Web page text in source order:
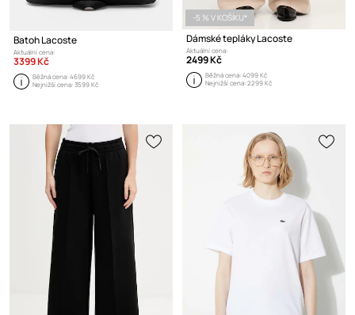
Batoh Lacoste
Aktuální cena:
3399 Kč
Běžná cena:4699 Kč
Nejnižší cena:3599 Kč
-5 % V KOŠÍKU*
Dámské tepláky Lacoste
Aktuální cena:
2499 Kč
Běžná cena:4099 Kč
Nejnižší cena:2299 Kč